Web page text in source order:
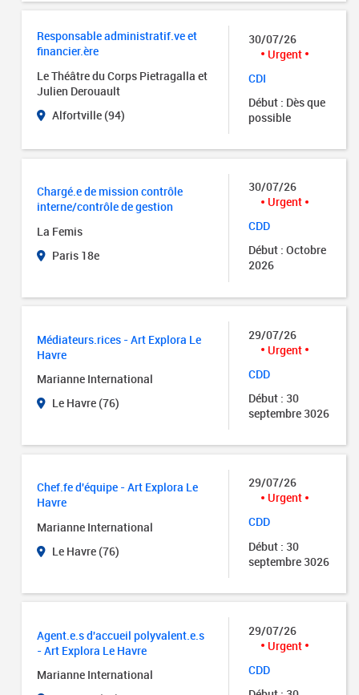
Responsable administratif.ve et
financier.ère
Le Théâtre du Corps Pietragalla et
Julien Derouault
Alfortville (94)
30/07/26
Urgent
CDI
Début : Dès que
possible
Chargé.e de mission contrôle
interne/contrôle de gestion
La Femis
Paris 18e
30/07/26
Urgent
CDD
Début : Octobre
2026
Médiateurs.rices - Art Explora Le
Havre
Marianne International
Le Havre (76)
29/07/26
Urgent
CDD
Début : 30
septembre 3026
Chef.fe d'équipe - Art Explora Le
Havre
Marianne International
Le Havre (76)
29/07/26
Urgent
CDD
Début : 30
septembre 3026
Agent.e.s d'accueil polyvalent.e.s
- Art Explora Le Havre
Marianne International
29/07/26
Urgent
CDD